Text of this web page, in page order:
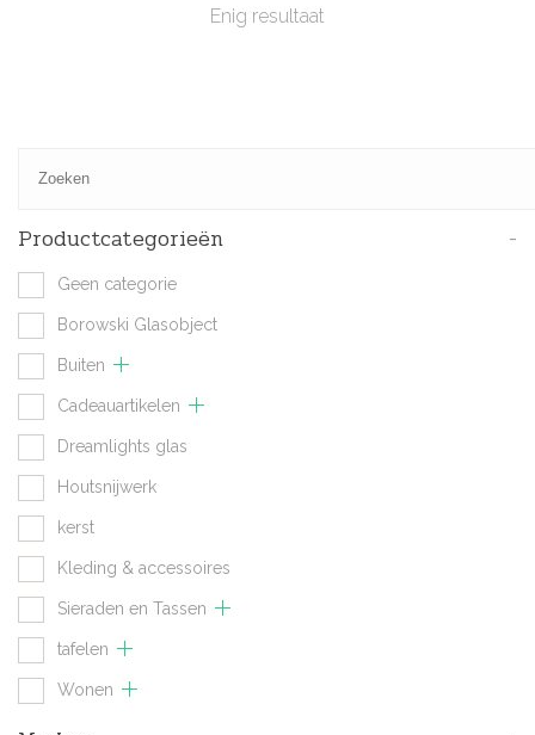
Enig resultaat
Productcategorieën -
Geen categorie
Borowski Glasobject
Buiten
Cadeauartikelen
Dreamlights glas
Houtsnijwerk
kerst
Kleding & accessoires
Sieraden en Tassen
tafelen
Wonen